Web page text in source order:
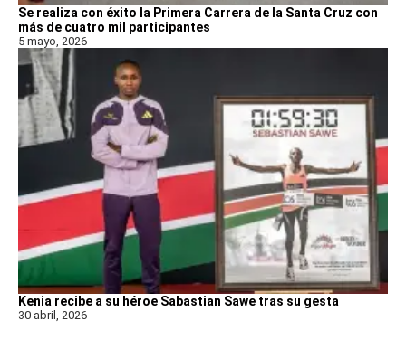
Se realiza con éxito la Primera Carrera de la Santa Cruz con
más de cuatro mil participantes
5 mayo, 2026
Kenia recibe a su héroe Sabastian Sawe tras su gesta
30 abril, 2026